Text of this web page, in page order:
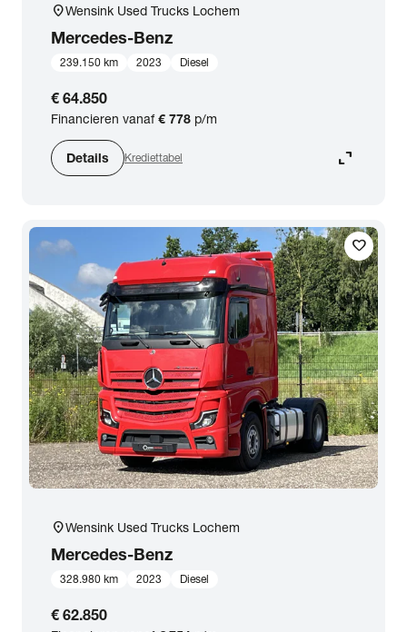
location_onWensink Used Trucks Lochem
Mercedes-Benz
239.150 km 2023 Diesel
€ 64.850
Financieren vanaf€ 778 p/m
Details Krediettabel expand_content
favorite
location_onWensink Used Trucks Lochem
Mercedes-Benz
328.980 km 2023 Diesel
€ 62.850